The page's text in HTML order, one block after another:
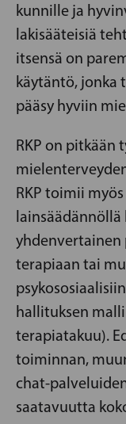
kunnille ja
lakisääteisiä
itsensä on
käytäntö, jonka
pääsy hyviin
RKP on pitkään
RKP toimii
yhdenvertainen
terapiaan tai
hallituksen
terapiatakuu).
toiminnan,
chat-
saatavuutta